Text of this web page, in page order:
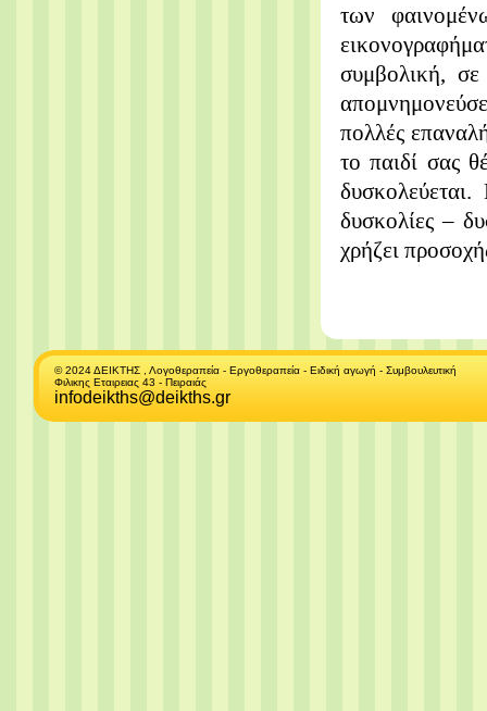
των
συμβολική,
πολλές
το παιδί σας
δυσκολίες –
χρήζει
© 2024 ΔΕΙΚΤΗΣ , Λογοθεραπεία - Εργοθεραπεία - Ειδική αγωγή - Συμβουλευτική
Φιλικης Εταιρειας 43 - Πειραιάς
infodeikths@deikths.gr